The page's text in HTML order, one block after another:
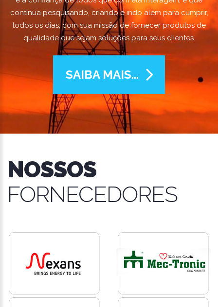
continua pesquisando, criando e indo além para cumprir,
todos os dias, com sua missão de fornecer produtos de
qualidade que sejam soluções para seus clientes.
SAIBA MAIS...
NOSSOS
FORNECEDORES